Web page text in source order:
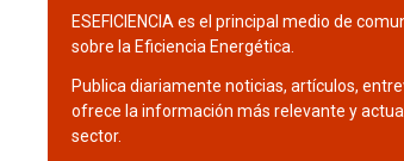
ESEFICIENCIA es el principal medio de
sobre la Eficiencia Energética.
Publica diariamente noticias, artículos,
ofrece la información más relevante y
sector.